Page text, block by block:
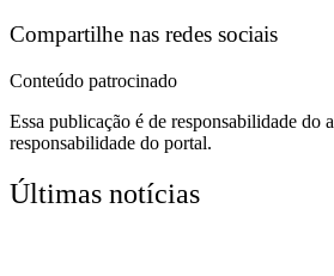
Compartilhe nas redes sociais
Conteúdo patrocinado
Essa publicação é de responsabilidade do
responsabilidade do portal.
Últimas notícias